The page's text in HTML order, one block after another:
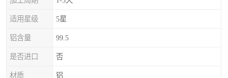
适用星级 5星
铝含量 99.5
是否进口 否
材质 铝